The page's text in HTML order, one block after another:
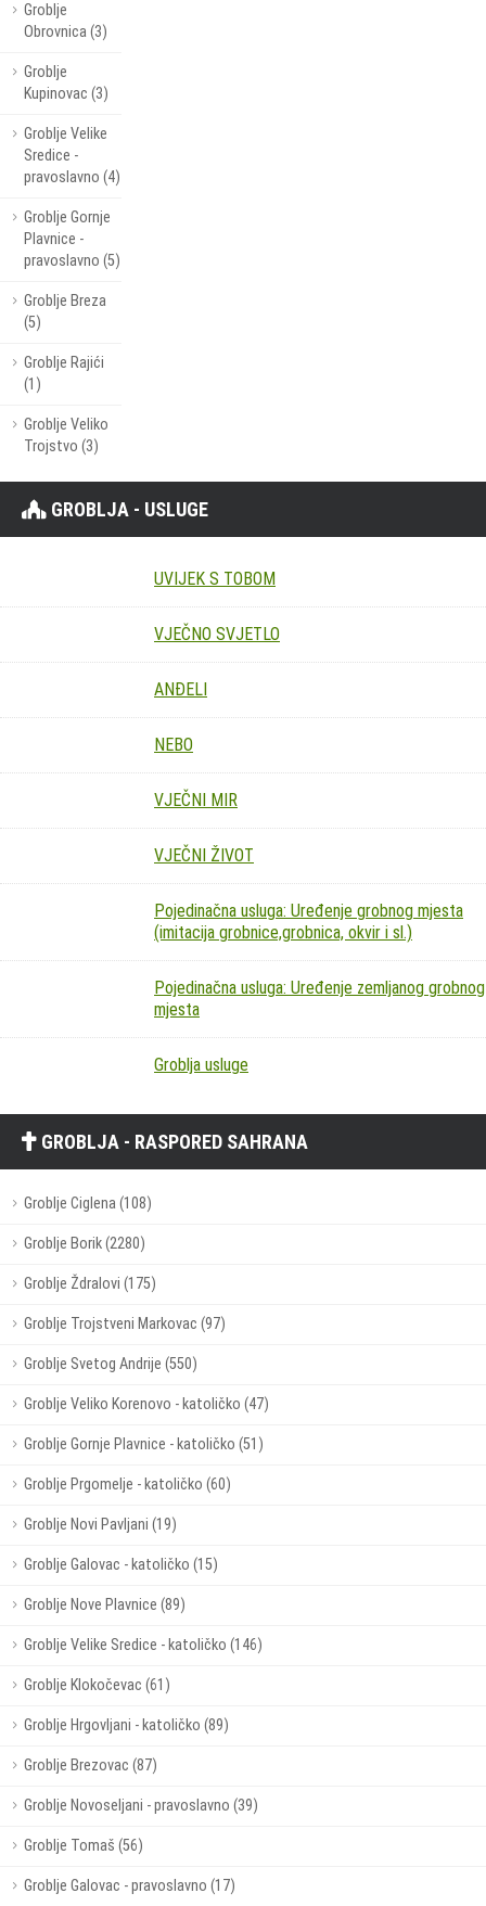
Groblje
Obrovnica (3)
Groblje
Kupinovac (3)
Groblje Velike
Sredice -
pravoslavno (4)
Groblje Gornje
Plavnice -
pravoslavno (5)
Groblje Breza
(5)
Groblje Rajići
(1)
Groblje Veliko
Trojstvo (3)
GROBLJA - USLUGE
UVIJEK S TOBOM
VJEČNO SVJETLO
ANĐELI
NEBO
VJEČNI MIR
VJEČNI ŽIVOT
Pojedinačna usluga: Uređenje grobnog mjesta
(imitacija grobnice,grobnica, okvir i sl.)
Pojedinačna usluga: Uređenje zemljanog grobnog
mjesta
Groblja usluge
GROBLJA - RASPORED SAHRANA
Groblje Ciglena (108)
Groblje Borik (2280)
Groblje Ždralovi (175)
Groblje Trojstveni Markovac (97)
Groblje Svetog Andrije (550)
Groblje Veliko Korenovo - katoličko (47)
Groblje Gornje Plavnice - katoličko (51)
Groblje Prgomelje - katoličko (60)
Groblje Novi Pavljani (19)
Groblje Galovac - katoličko (15)
Groblje Nove Plavnice (89)
Groblje Velike Sredice - katoličko (146)
Groblje Klokočevac (61)
Groblje Hrgovljani - katoličko (89)
Groblje Brezovac (87)
Groblje Novoseljani - pravoslavno (39)
Groblje Tomaš (56)
Groblje Galovac - pravoslavno (17)